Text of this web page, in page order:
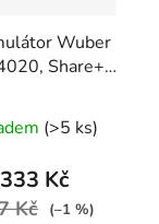
Wuber
Share+
(>5 ks)
333 Kč
Kč (–1 %)